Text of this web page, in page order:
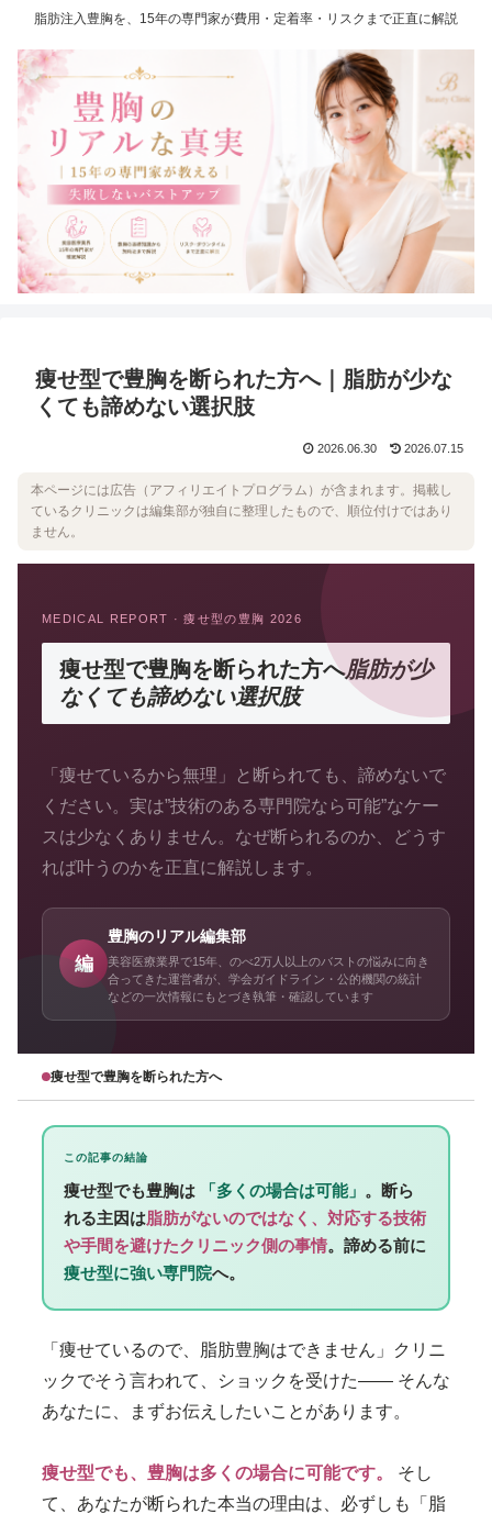
脂肪注入豊胸を、15年の専門家が費用・定着率・リスクまで正直に解説
痩せ型で豊胸を断られた方へ｜脂肪が少な
くても諦めない選択肢
2026.06.30 2026.07.15
本ページには広告（アフィリエイトプログラム）が含まれます。掲載し
ているクリニックは編集部が独自に整理したもので、順位付けではあり
ません。
MEDICAL REPORT · 痩せ型の豊胸 2026
痩せ型で豊胸を断られた方へ脂肪が少
なくても諦めない選択肢
「痩せているから無理」と断られても、諦めないで
ください。実は”技術のある専門院なら可能”なケー
スは少なくありません。なぜ断られるのか、どうす
れば叶うのかを正直に解説します。
編
豊胸のリアル編集部
美容医療業界で15年、のべ2万人以上のバストの悩みに向き
合ってきた運営者が、学会ガイドライン・公的機関の統計
などの一次情報にもとづき執筆・確認しています
痩せ型で豊胸を断られた方へ
この記事の結論
痩せ型でも豊胸は 「多くの場合は可能」 。断ら
れる主因は脂肪がないのではなく、対応する技術
や手間を避けたクリニック側の事情。諦める前に
痩せ型に強い専門院へ。
「痩せているので、脂肪豊胸はできません」クリニ
ックでそう言われて、ショックを受けた—— そんな
あなたに、まずお伝えしたいことがあります。
痩せ型でも、豊胸は多くの場合に可能です。
そし
て、あなたが断られた本当の理由は、必ずしも「脂